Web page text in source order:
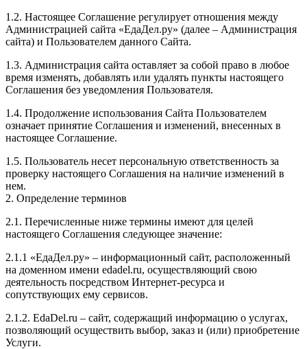
1.2. Настоящее Соглашение регулирует отношения между
Администрацией сайта «ЕдаДел.ру» (далее – Администрация
сайта) и Пользователем данного Сайта.
1.3. Администрация сайта оставляет за собой право в любое
время изменять, добавлять или удалять пункты настоящего
Соглашения без уведомления Пользователя.
1.4. Продолжение использования Сайта Пользователем
означает принятие Соглашения и изменений, внесенных в
настоящее Соглашение.
1.5. Пользователь несет персональную ответственность за
проверку настоящего Соглашения на наличие изменений в
нем.
2. Определение терминов
2.1. Перечисленные ниже термины имеют для целей
настоящего Соглашения следующее значение:
2.1.1 «ЕдаДел.ру» – информационный сайт, расположенный
на доменном имени edadel.ru, осуществляющий свою
деятельность посредством Интернет-ресурса и
сопутствующих ему сервисов.
2.1.2. EdaDel.ru – сайт, содержащий информацию о услугах,
позволяющий осуществить выбор, заказ и (или) приобретение
Услуги.